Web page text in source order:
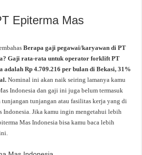
Epiterma Mas
Berapa gaji pegawai/karyawan di PT
Gaji rata-rata untuk operator forklift PT
adalah Rp 4.709.216 per bulan di Bekasi, 31%
Nominal ini akan naik seiring lamanya kamu
Indonesia dan gaji ini juga belum termasuk
tunjangan tunjangan atau fasilitas kerja yang di
Indonesia. Jika kamu ingin mengetahui lebih
Mas Indonesia bisa kamu baca lebih